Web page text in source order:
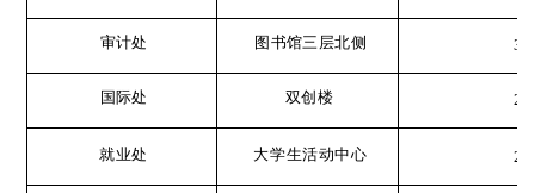
审计处 图书馆三层北侧 3
国际处 双创楼 2
就业处 大学生活动中心 2